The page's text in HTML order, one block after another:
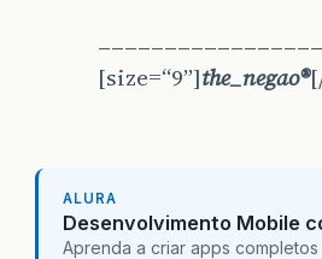
[size=“9”]the_negao®
ALURA
Desenvolvimento Mobile
Aprenda a criar apps